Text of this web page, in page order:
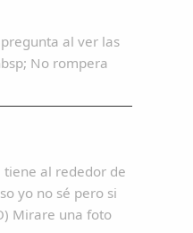
al ver las
No rompera
tiene al rededor de
yo no sé pero si
Mirare una foto